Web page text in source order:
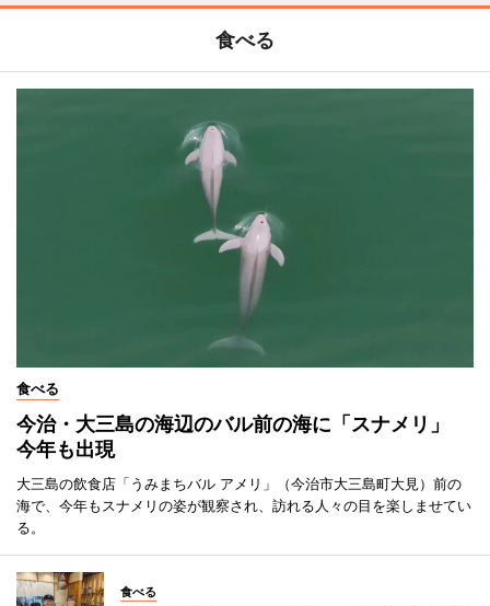
食べる
食べる
今治・大三島の海辺のバル前の海に「スナメリ」
今年も出現
大三島の飲食店「うみまちバル アメリ」（今治市大三島町大見）前の
海で、今年もスナメリの姿が観察され、訪れる人々の目を楽しませてい
る。
食べる